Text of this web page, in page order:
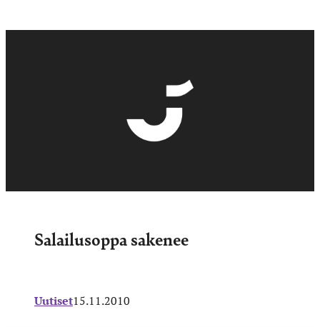
Salailusoppa sakenee
Uutiset15.11.2010